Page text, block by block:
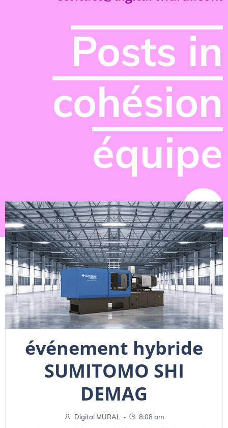
Posts in
cohésion
équipe
NEWS
événement hybride
SUMITOMO SHI
DEMAG
Digital MURAL - 8:08 am